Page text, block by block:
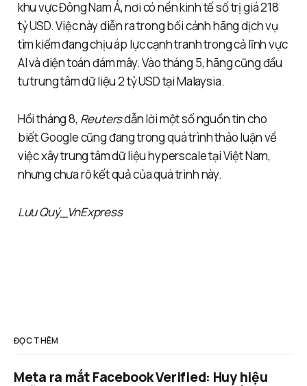
khu vực Đông Nam Á, nơi có nền kinh tế số trị giá 218
tỷ USD. Việc này diễn ra trong bối cảnh hãng dịch vụ
tìm kiếm đang chịu áp lực cạnh tranh trong cả lĩnh vực
AI và điện toán đám mây. Vào tháng 5, hãng cũng đầu
tư trung tâm dữ liệu 2 tỷ USD tại Malaysia.
Hồi tháng 8, Reutersdẫn lời một số nguồn tin cho
biết Google cũng đang trong quá trình thảo luận về
việc xây trung tâm dữ liệu hyperscale tại Việt Nam,
nhưng chưa rõ kết quả của quá trình này.
Lưu Quý_VnExpress
ĐỌC THÊM
Meta ra mắt Facebook Verified: Huy hiệu